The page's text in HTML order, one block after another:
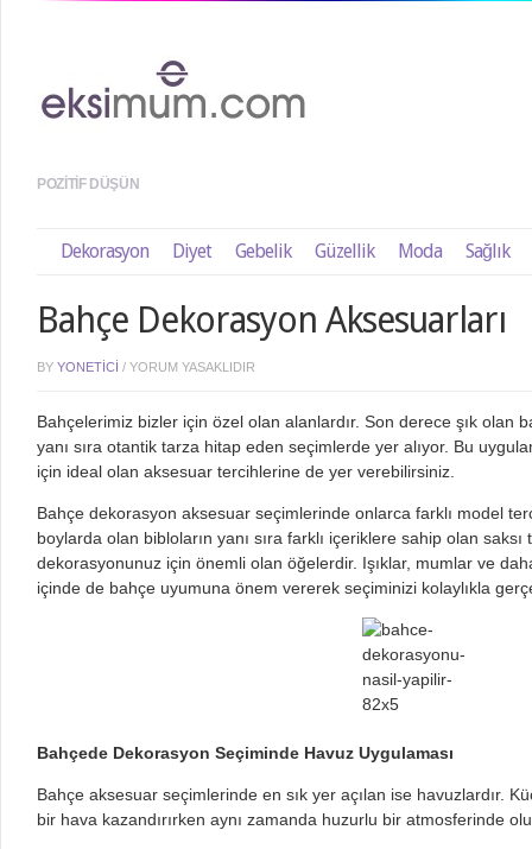
POZITIF DÜŞÜN
Dekorasyon Diyet Gebelik Güzellik Moda Sağlık
Bahçe Dekorasyon Aksesuarları
BY YONETICI / YORUM YASAKLIDIR
Bahçelerimiz bizler için özel olan alanlardır. Son derece şık olan
yanı sıra otantik tarza hitap eden seçimlerde yer alıyor. Bu
için ideal olan aksesuar tercihlerine de yer verebilirsiniz.
Bahçe dekorasyon aksesuar seçimlerinde onlarca farklı model
boylarda olan bibloların yanı sıra farklı içeriklere sahip olan
dekorasyonunuz için önemli olan öğelerdir. Işıklar, mumlar ve
içinde de bahçe uyumuna önem vererek seçiminizi kolaylıkla
Bahçede Dekorasyon Seçiminde Havuz Uygulaması
Bahçe aksesuar seçimlerinde en sık yer açılan ise havuzlardır.
bir hava kazandırırken aynı zamanda huzurlu bir atmosferinde